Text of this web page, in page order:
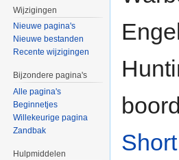
Wijzigingen
Nieuwe pagina's
Nieuwe bestanden
Recente wijzigingen
Bijzondere pagina's
Alle pagina's
Beginnetjes
Willekeurige pagina
Zandbak
Hulpmiddelen